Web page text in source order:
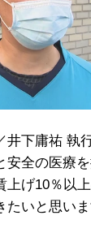
井下庸祐 執
安全の医療
上げ10％以
いと思いま